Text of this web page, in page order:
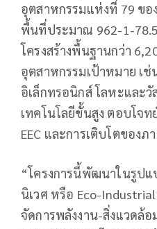
อุตสาหกรรมแห่งที่ 79 ข
พื้นที่ประมาณ 962-1-
โครงสร้างพื้นฐานกว่า
อุตสาหกรรมเป้าหมาย เ
อิเล็กทรอนิกส์ โลหะและ
เทคโนโลยีขั้นสูง ตอบโจ
EEC และการเติบโตของ
“โครงการนี้พัฒนาในรูป
นิเวศ หรือ Eco-
จัดการพลังงาน-สิ่งแวดล้อ